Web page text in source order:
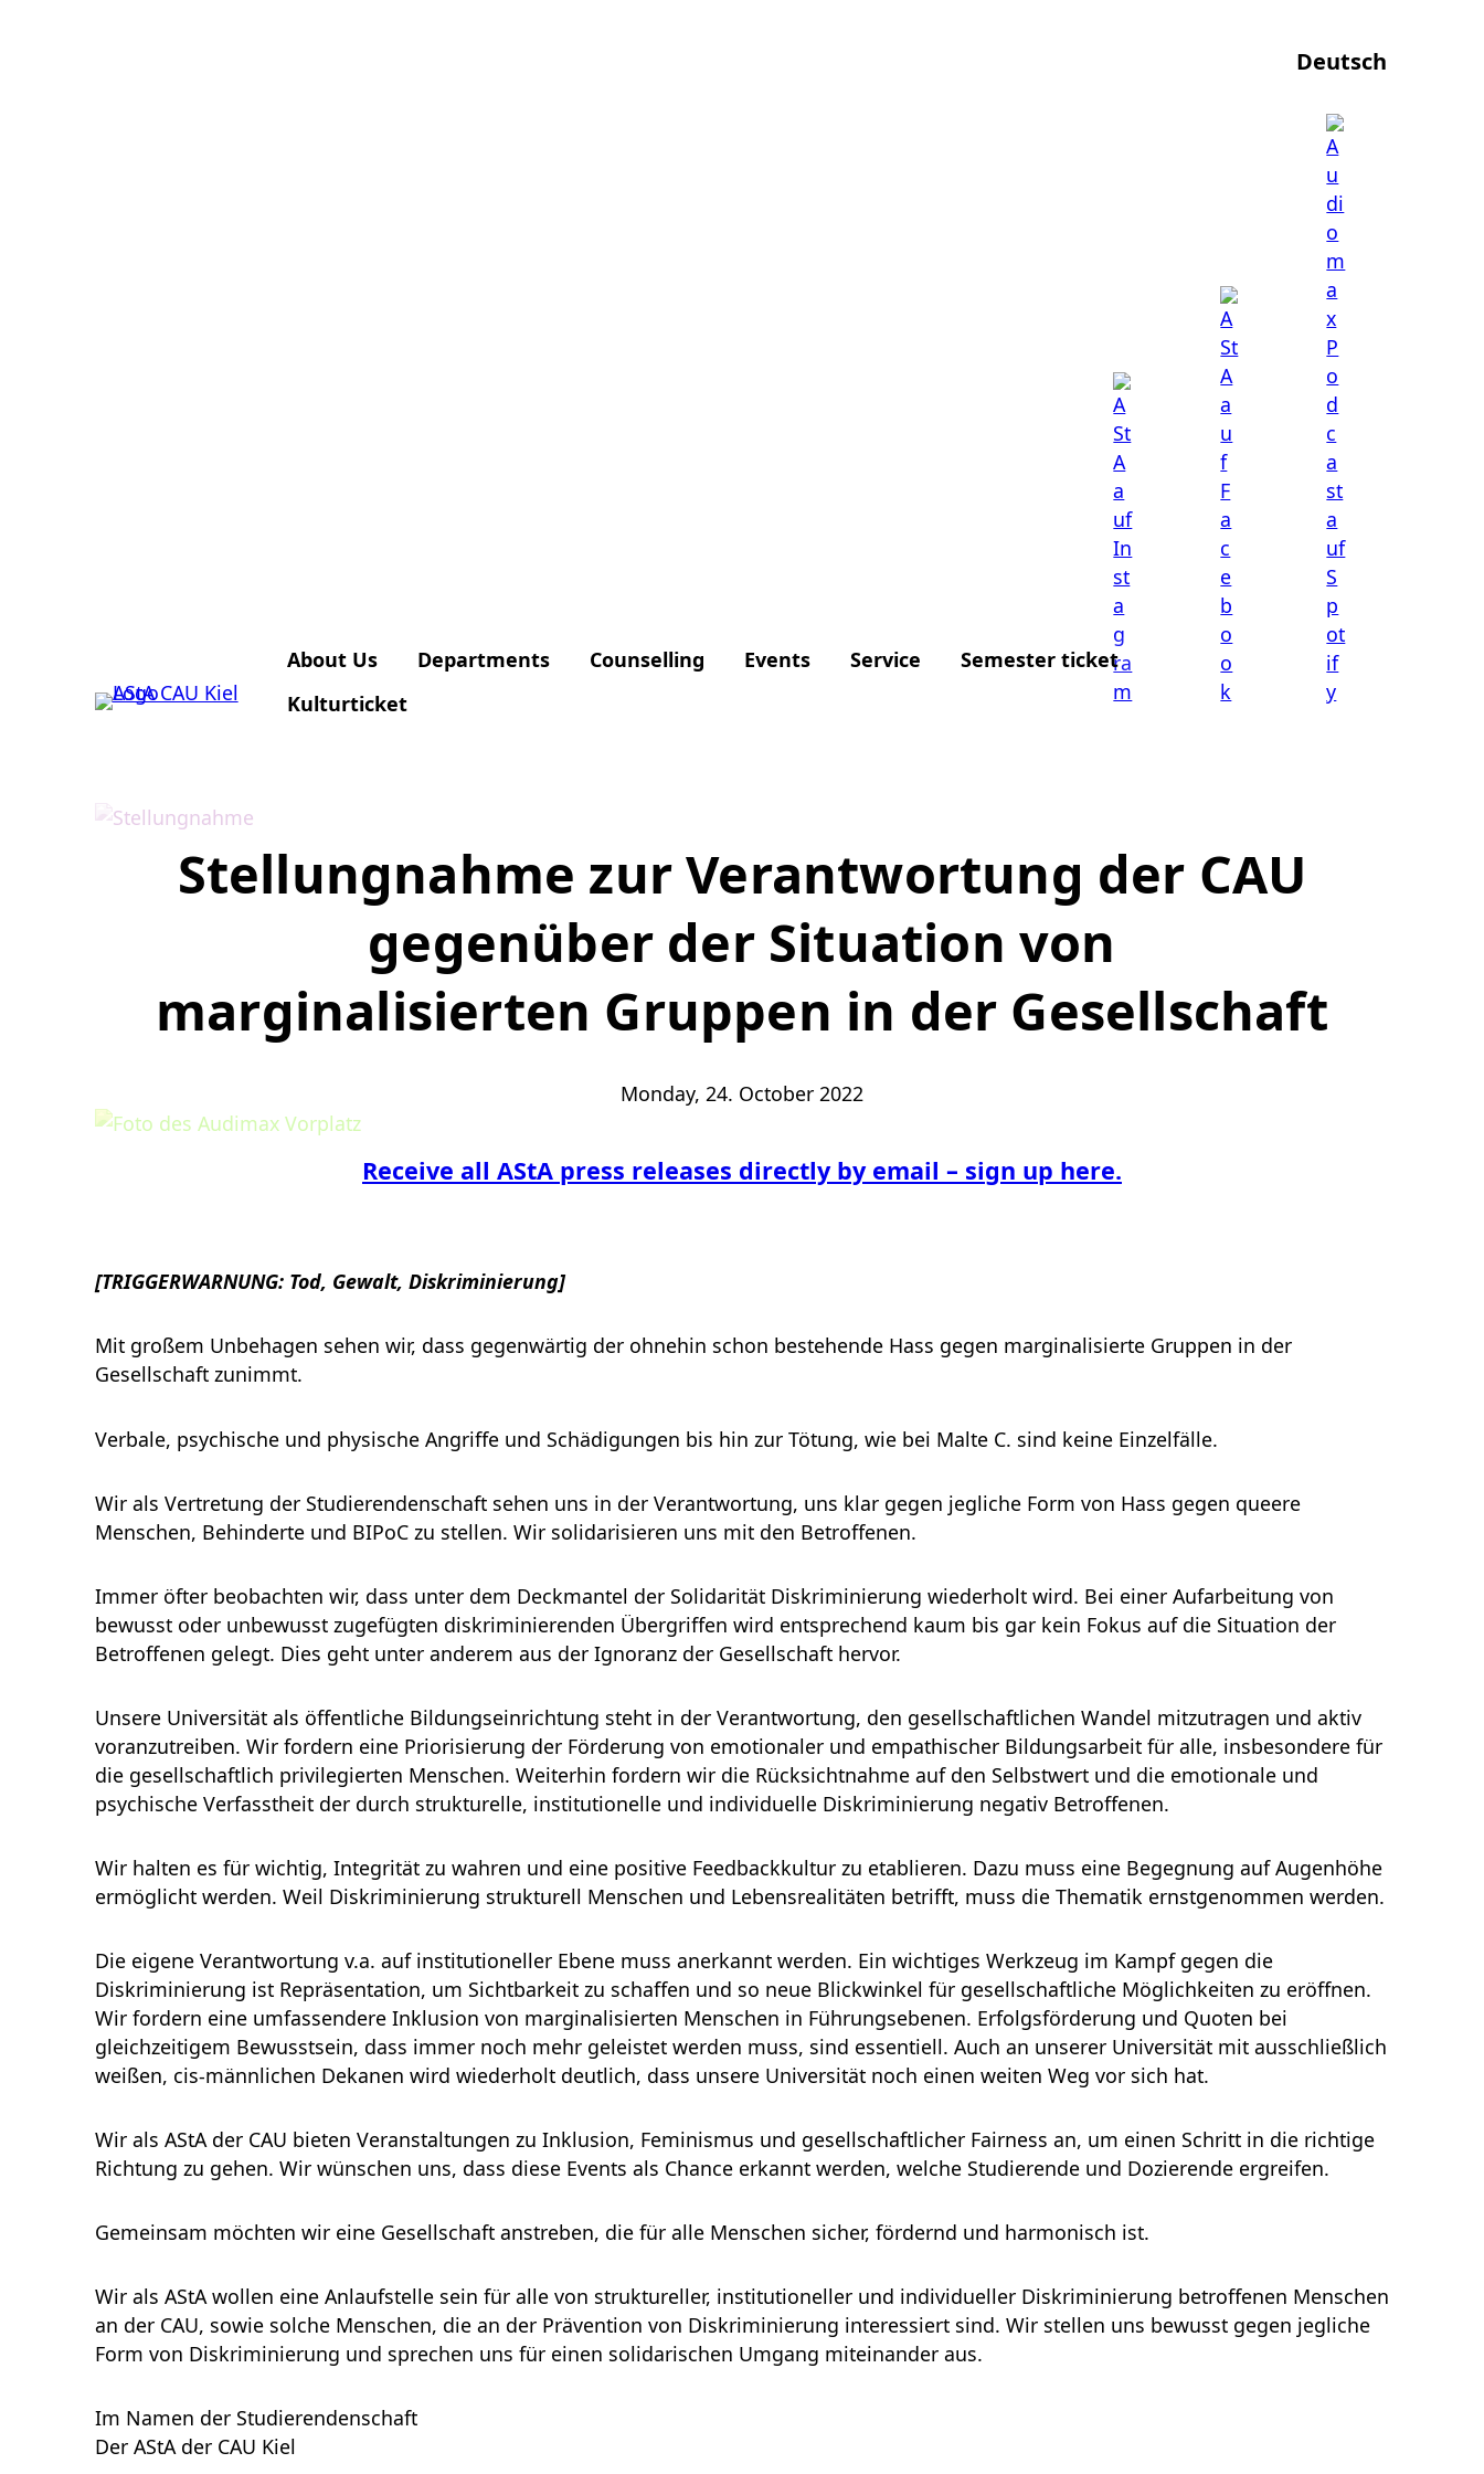
About Us Departments Counselling Events Service
Semester ticket
Kulturticket
Deutsch
Stellungnahme zur Verantwortung der CAU
gegenüber der Situation von
marginalisierten Gruppen in der Gesellschaft
Monday, 24. October 2022
Receive all AStA press releases directly by email – sign up here.
[TRIGGERWARNUNG: Tod, Gewalt, Diskriminierung]
Mit großem Unbehagen sehen wir, dass gegenwärtig der ohnehin schon bestehende Hass gegen marginalisierte Gruppen in der
Gesellschaft zunimmt.
Verbale, psychische und physische Angriffe und Schädigungen bis hin zur Tötung, wie bei Malte C. sind keine Einzelfälle.
Wir als Vertretung der Studierendenschaft sehen uns in der Verantwortung, uns klar gegen jegliche Form von Hass gegen queere
Menschen, Behinderte und BIPoC zu stellen. Wir solidarisieren uns mit den Betroffenen.
Immer öfter beobachten wir, dass unter dem Deckmantel der Solidarität Diskriminierung wiederholt wird. Bei einer Aufarbeitung von
bewusst oder unbewusst zugefügten diskriminierenden Übergriffen wird entsprechend kaum bis gar kein Fokus auf die Situation der
Betroffenen gelegt. Dies geht unter anderem aus der Ignoranz der Gesellschaft hervor.
Unsere Universität als öffentliche Bildungseinrichtung steht in der Verantwortung, den gesellschaftlichen Wandel mitzutragen und aktiv
voranzutreiben. Wir fordern eine Priorisierung der Förderung von emotionaler und empathischer Bildungsarbeit für alle, insbesondere für
die gesellschaftlich privilegierten Menschen. Weiterhin fordern wir die Rücksichtnahme auf den Selbstwert und die emotionale und
psychische Verfasstheit der durch strukturelle, institutionelle und individuelle Diskriminierung negativ Betroffenen.
Wir halten es für wichtig, Integrität zu wahren und eine positive Feedbackkultur zu etablieren. Dazu muss eine Begegnung auf Augenhöhe
ermöglicht werden. Weil Diskriminierung strukturell Menschen und Lebensrealitäten betrifft, muss die Thematik ernstgenommen werden.
Die eigene Verantwortung v.a. auf institutioneller Ebene muss anerkannt werden. Ein wichtiges Werkzeug im Kampf gegen die
Diskriminierung ist Repräsentation, um Sichtbarkeit zu schaffen und so neue Blickwinkel für gesellschaftliche Möglichkeiten zu eröffnen.
Wir fordern eine umfassendere Inklusion von marginalisierten Menschen in Führungsebenen. Erfolgsförderung und Quoten bei
gleichzeitigem Bewusstsein, dass immer noch mehr geleistet werden muss, sind essentiell. Auch an unserer Universität mit ausschließlich
weißen, cis-männlichen Dekanen wird wiederholt deutlich, dass unsere Universität noch einen weiten Weg vor sich hat.
Wir als AStA der CAU bieten Veranstaltungen zu Inklusion, Feminismus und gesellschaftlicher Fairness an, um einen Schritt in die richtige
Richtung zu gehen. Wir wünschen uns, dass diese Events als Chance erkannt werden, welche Studierende und Dozierende ergreifen.
Gemeinsam möchten wir eine Gesellschaft anstreben, die für alle Menschen sicher, fördernd und harmonisch ist.
Wir als AStA wollen eine Anlaufstelle sein für alle von struktureller, institutioneller und individueller Diskriminierung betroffenen Menschen
an der CAU, sowie solche Menschen, die an der Prävention von Diskriminierung interessiert sind. Wir stellen uns bewusst gegen jegliche
Form von Diskriminierung und sprechen uns für einen solidarischen Umgang miteinander aus.
Im Namen der Studierendenschaft
Der AStA der CAU Kiel